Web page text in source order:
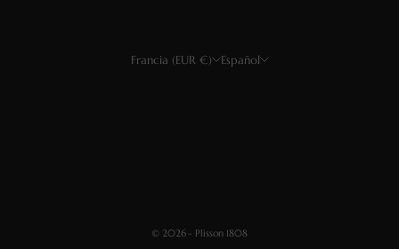
Francia (EUR €) Español
© 2026 - Plisson 1808